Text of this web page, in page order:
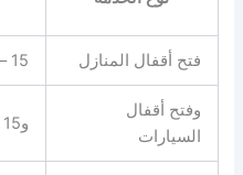
فتح أقفال المنازل 15 – 30
وفتح أقفال
السيارات
و15 – 30